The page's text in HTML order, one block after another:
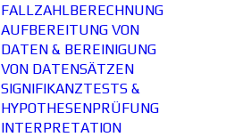
FALLZAHLBERECHNUNG
AUFBEREITUNG VON
DATEN & BEREINIGUNG
VON DATENSÄTZEN
SIGNIFIKANZTESTS &
HYPOTHESENPRÜFUNG
INTERPRETATION